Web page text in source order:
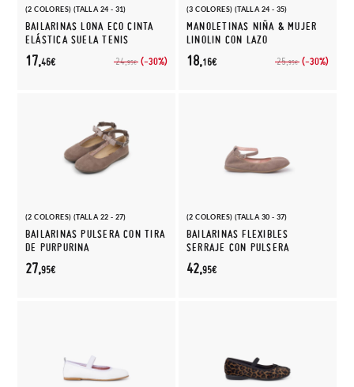
(2 COLORES) (TALLA 24 - 31)
BAILARINAS LONA ECO CINTA
ELÁSTICA SUELA TENIS
24,95€ (-30%)
17,46€
(3 COLORES) (TALLA 24 - 35)
MANOLETINAS NIÑA & MUJER
LINOLIN CON LAZO
25,95€ (-30%)
18,16€
(2 COLORES) (TALLA 22 - 27)
BAILARINAS PULSERA CON TIRA
DE PURPURINA
27,95€
(2 COLORES) (TALLA 30 - 37)
BAILARINAS FLEXIBLES
SERRAJE CON PULSERA
42,95€